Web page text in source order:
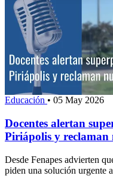
Educación • 05 May 2026
Docentes alertan
Piriápolis y reclaman
Desde Fenapes advierten
piden una solución urgente